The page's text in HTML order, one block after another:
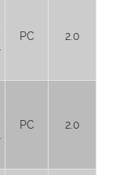
PC 2.0
PC 2.0